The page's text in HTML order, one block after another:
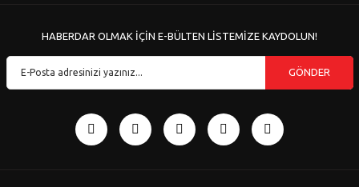
HABERDAR OLMAK İÇİN E-BÜLTEN LİSTEMİZE KAYDOLUN!
GÖNDER